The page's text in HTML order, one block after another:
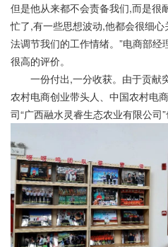
但是他从来都不会责备我们,而是很
忙了,有一些思想波动,他都会很细
法调节我们的工作情绪。”电商部
很高的评价。
一份付出,一分收获。由于贡献
农村电商创业带头人、中国农村电
司“广西融水灵睿生态农业有限公司”